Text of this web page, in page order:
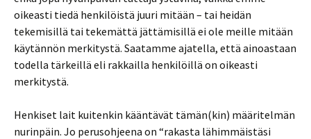
oikeasti tiedä henkilöistä juuri mitään – tai heidän
tekemisillä tai tekemättä jättämisillä ei ole meille mitään
käytännön merkitystä. Saatamme ajatella, että ainoastaan
todella tärkeillä eli rakkailla henkilöillä on oikeasti
merkitystä.
Henkiset lait kuitenkin kääntävät tämän(kin) määritelmän
nurinpäin. Jo perusohjeena on “rakasta lähimmäistäsi